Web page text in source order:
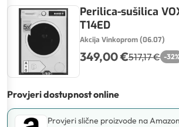
Perilica-sušilica
T14ED
Akcija Vinkoprom (06.07)
349,00 €517,17 € -32%
Provjeri dostupnost online
Provjeri slične proizvode na